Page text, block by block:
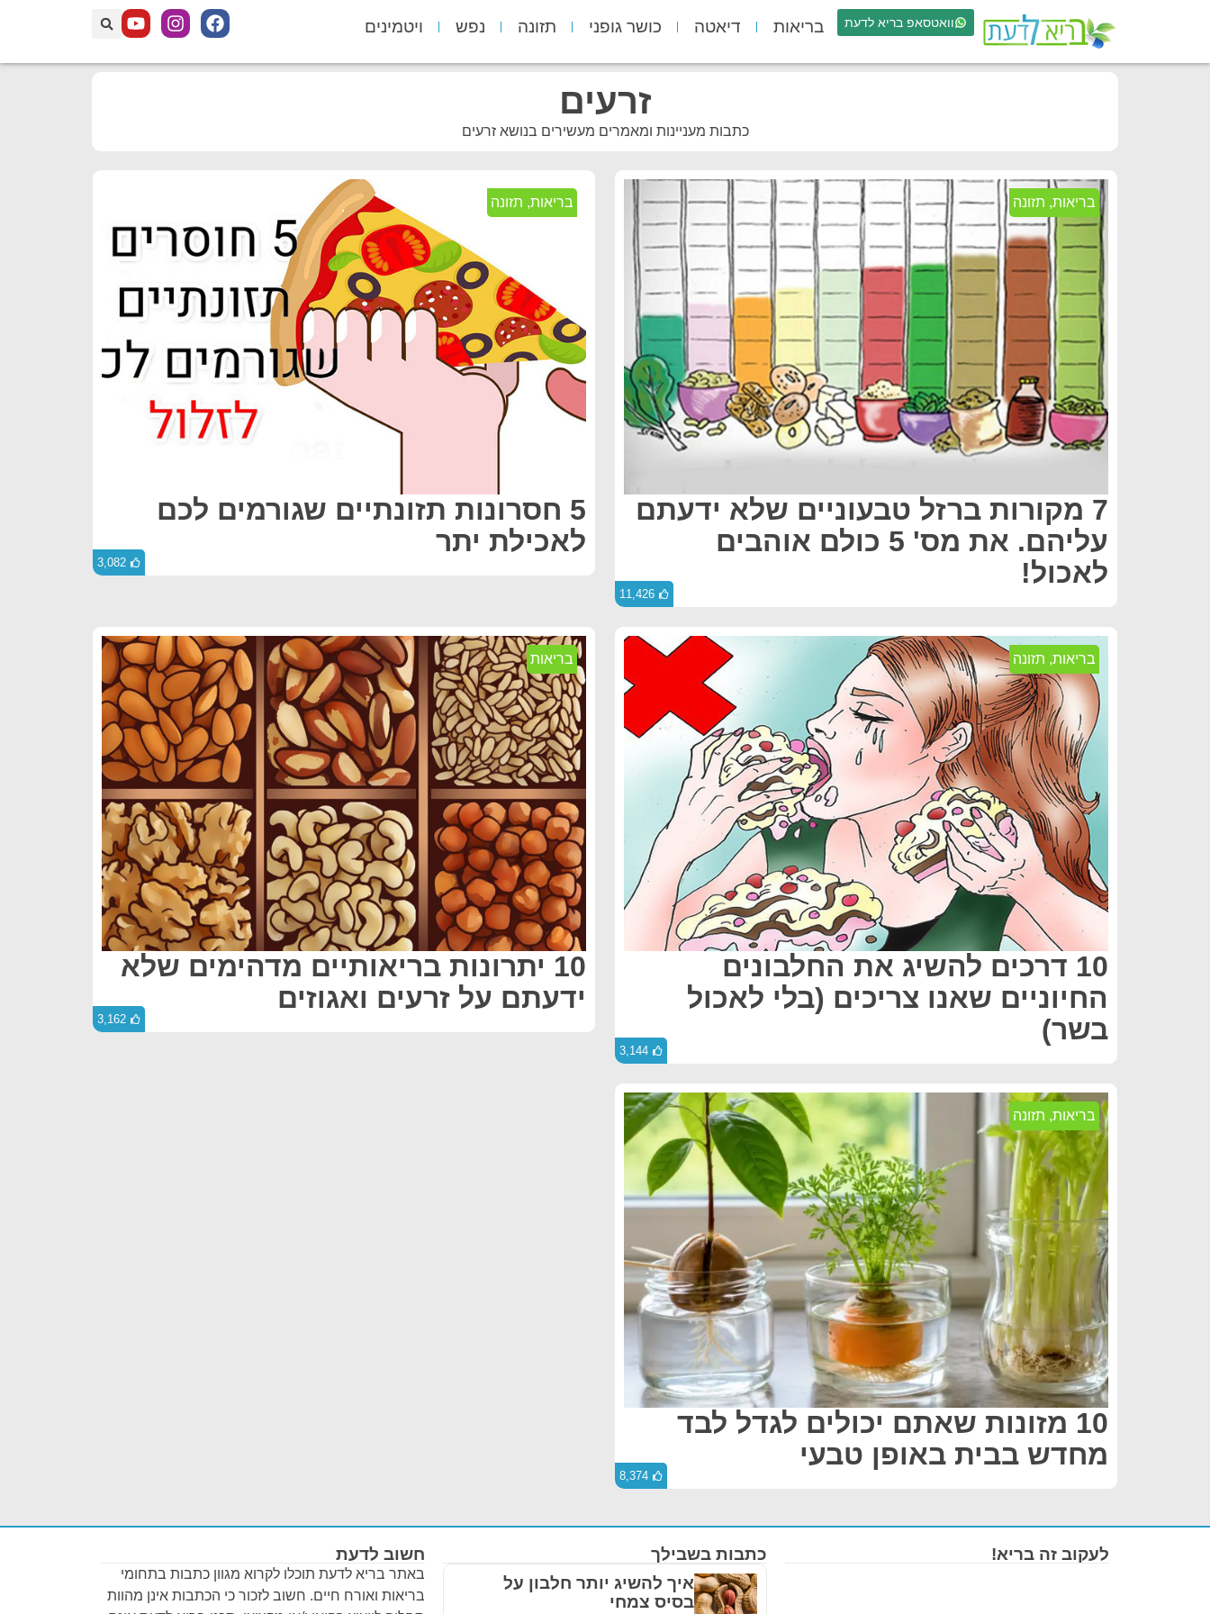
וואטסאפ בריא לדעת בריאות דיאטה כושר גופני תזונה נפש ויטמינים
זרעים
כתבות מעניינות ומאמרים מעשירים בנושא זרעים
בריאות, תזונה
7 מקורות ברזל טבעוניים שלא ידעתם
עליהם. את מס' 5 כולם אוהבים
לאכול!
11,426
בריאות, תזונה
5 חסרונות תזונתיים שגורמים לכם
לאכילת יתר
3,082
בריאות, תזונה
10 דרכים להשיג את החלבונים
החיוניים שאנו צריכים (בלי לאכול
בשר)
3,144
בריאות
10 יתרונות בריאותיים מדהימים שלא
ידעתם על זרעים ואגוזים
3,162
בריאות, תזונה
10 מזונות שאתם יכולים לגדל לבד
מחדש בבית באופן טבעי
8,374
חשוב לדעת
באתר בריא לדעת תוכלו לקרוא מגוון כתבות בתחומי
בריאות ואורח חיים. חשוב לזכור כי הכתבות אינן מהוות
כתבות בשבילך
איך להשיג יותר חלבון על
בסיס צמחי
לעקוב זה בריא!